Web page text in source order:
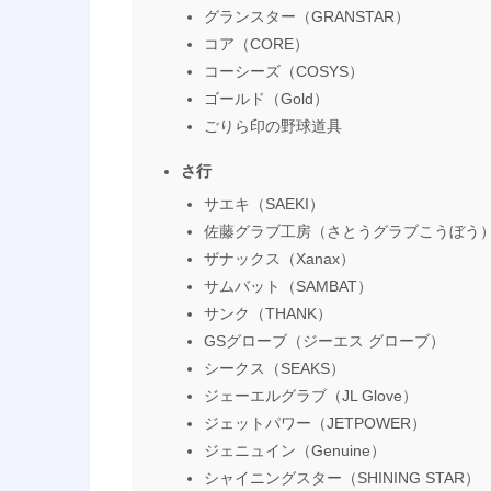
グランスター（GRANSTAR）
コア（CORE）
コーシーズ（COSYS）
ゴールド（Gold）
ごりら印の野球道具
さ行
サエキ（SAEKI）
佐藤グラブ工房（さとうグラブこうぼう
ザナックス（Xanax）
サムバット（SAMBAT）
サンク（THANK）
GSグローブ（ジーエス グローブ）
シークス（SEAKS）
ジェーエルグラブ（JL Glove）
ジェットパワー（JETPOWER）
ジェニュイン（Genuine）
シャイニングスター（SHINING STAR）